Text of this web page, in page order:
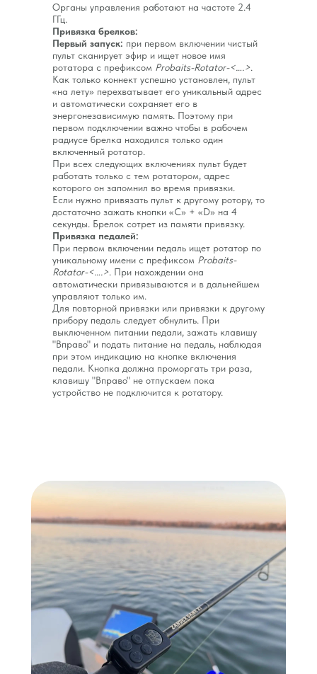
Органы управления работают на частоте 2.4
ГГц.
Привязка брелков:
Первый запуск: при первом включении чистый
пульт сканирует эфир и ищет новое имя
ротатора с префиксом Probaits-Rotator-<….>.
Как только коннект успешно установлен, пульт
«на лету» перехватывает его уникальный адрес
и автоматически сохраняет его в
энергонезависимую память. Поэтому при
первом подключении важно чтобы в рабочем
радиусе брелка находился только один
включенный ротатор.
При всех следующих включениях пульт будет
работать только с тем ротатором, адрес
которого он запомнил во время привязки.
Если нужно привязать пульт к другому ротору, то
достаточно зажать кнопки «С» + «D» на 4
секунды. Брелок сотрет из памяти привязку.
Привязка педалей:
При первом включении педаль ищет ротатор по
уникальному имени с префиксом Probaits-
Rotator-<….>. При нахождении она
автоматически привязываются и в дальнейшем
управляют только им.
Для повторной привязки или привязки к другому
прибору педаль следует обнулить. При
выключенном питании педали, зажать клавишу
"Вправо" и подать питание на педаль, наблюдая
при этом индикацию на кнопке включения
педали. Кнопка должна проморгать три раза,
клавишу "Вправо" не отпускаем пока
устройство не подключится к ротатору.